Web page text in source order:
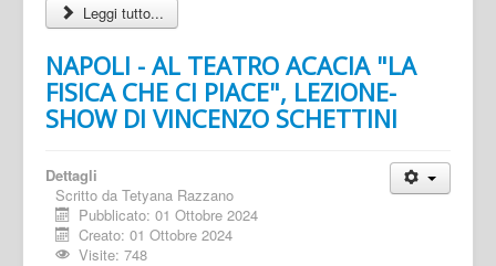
Leggi tutto...
NAPOLI - AL TEATRO ACACIA "LA
FISICA CHE CI PIACE", LEZIONE-
SHOW DI VINCENZO SCHETTINI
Dettagli
Scritto da Tetyana Razzano
Pubblicato: 01 Ottobre 2024
Creato: 01 Ottobre 2024
Visite: 748